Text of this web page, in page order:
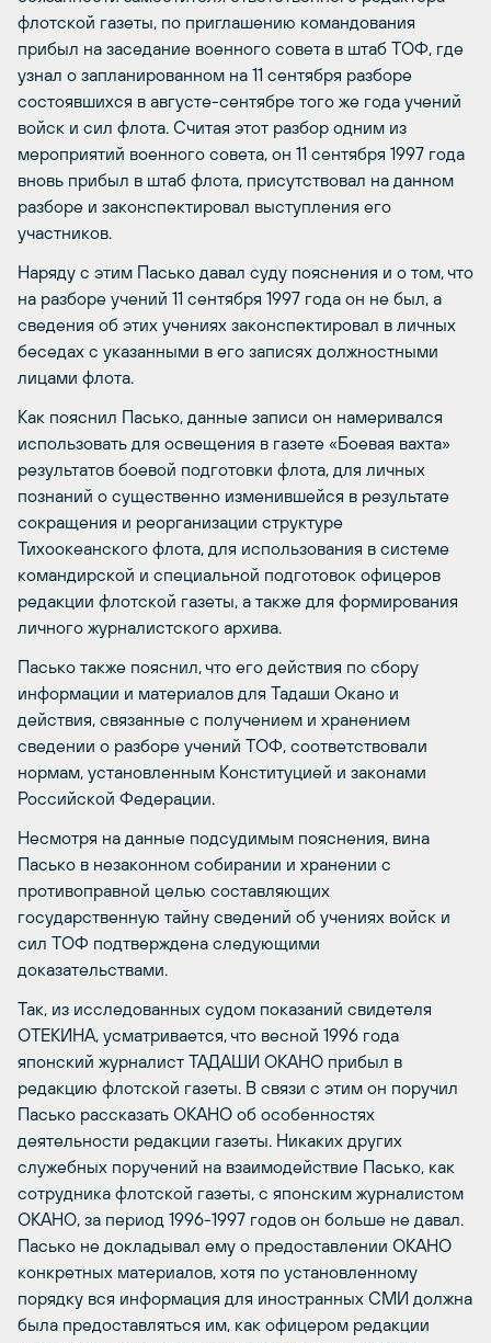
флотской газеты, по приглашению командования
прибыл на заседание военного совета в штаб ТОФ, где
узнал о запланированном на 11 сентября разборе
состоявшихся в августе-сентябре того же года учений
войск и сил флота. Считая этот разбор одним из
мероприятий военного совета, он 11 сентября 1997 года
вновь прибыл в штаб флота, присутствовал на данном
разборе и законспектировал выступления его
участников.
Наряду с этим Пасько давал суду пояснения и о том, что
на разборе учений 11 сентября 1997 года он не был, а
сведения об этих учениях законспектировал в личных
беседах с указанными в его записях должностными
лицами флота.
Как пояснил Пасько, данные записи он намеривался
использовать для освещения в газете «Боевая вахта»
результатов боевой подготовки флота, для личных
познаний о существенно изменившейся в результате
сокращения и реорганизации структуре
Тихоокеанского флота, для использования в системе
командирской и специальной подготовок офицеров
редакции флотской газеты, а также для формирования
личного журналистского архива.
Пасько также пояснил, что его действия по сбору
информации и материалов для Тадаши Окано и
действия, связанные с получением и хранением
сведении о разборе учений ТОФ, соответствовали
нормам, установленным Конституцией и законами
Российской Федерации.
Несмотря на данные подсудимым пояснения, вина
Пасько в незаконном собирании и хранении с
противоправной целью составляющих
государственную тайну сведений об учениях войск и
сил ТОФ подтверждена следующими
доказательствами.
Так, из исследованных судом показаний свидетеля
ОТЕКИНА, усматривается, что весной 1996 года
японский журналист ТАДАШИ ОКАНО прибыл в
редакцию флотской газеты. В связи с этим он поручил
Пасько рассказать ОКАНО об особенностях
деятельности редакции газеты. Никаких других
служебных поручений на взаимодействие Пасько, как
сотрудника флотской газеты, с японским журналистом
ОКАНО, за период 1996-1997 годов он больше не давал.
Пасько не докладывал ему о предоставлении ОКАНО
конкретных материалов, хотя по установленному
порядку вся информация для иностранных СМИ должна
была предоставляться им, как офицером редакции